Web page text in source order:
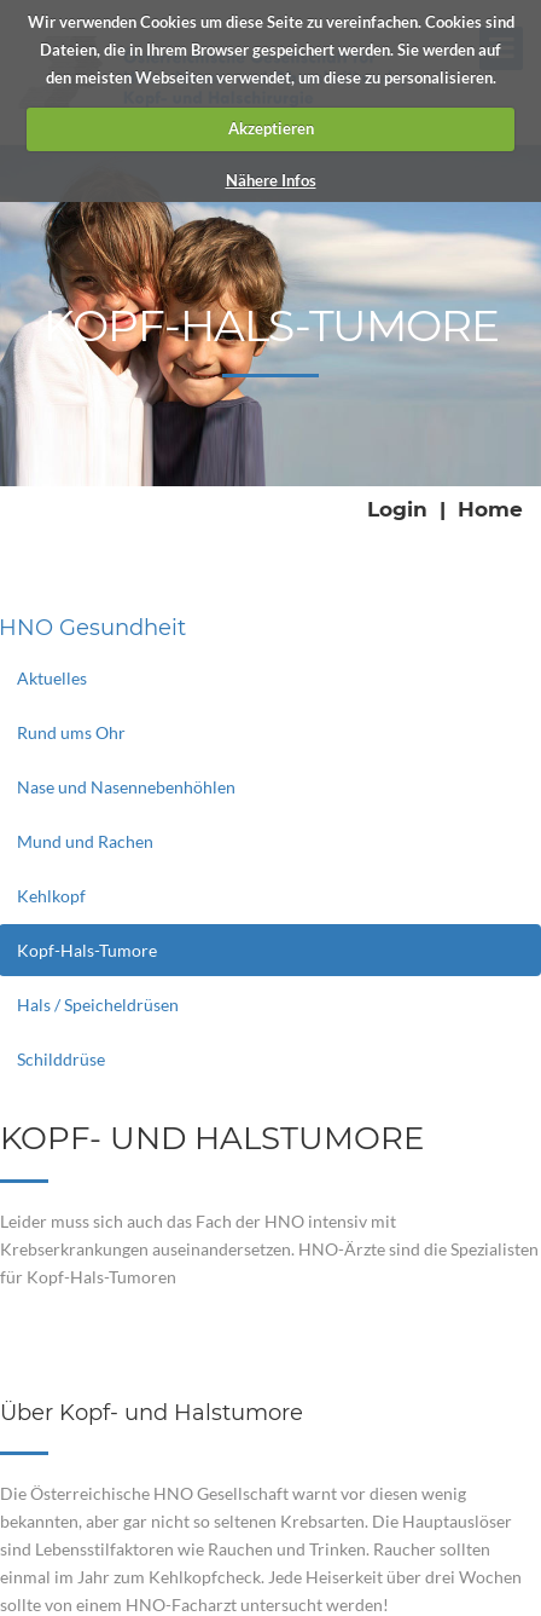
Wir verwenden Cookies um diese Seite zu vereinfachen. Cookies sind
Dateien, die in Ihrem Browser gespeichert werden. Sie werden auf
den meisten Webseiten verwendet, um diese zu personalisieren.
Akzeptieren
Nähere Infos
KOPF-HALS-TUMORE
Login | Home
HNO Gesundheit
Aktuelles
Rund ums Ohr
Nase und Nasennebenhöhlen
Mund und Rachen
Kehlkopf
Kopf-Hals-Tumore
Hals / Speicheldrüsen
Schilddrüse
KOPF- UND HALSTUMORE
Leider muss sich auch das Fach der HNO intensiv mit
Krebserkrankungen auseinandersetzen. HNO-Ärzte sind die Spezialisten
für Kopf-Hals-Tumoren
Über Kopf- und Halstumore
Die Österreichische HNO Gesellschaft warnt vor diesen wenig
bekannten, aber gar nicht so seltenen Krebsarten. Die Hauptauslöser
sind Lebensstilfaktoren wie Rauchen und Trinken. Raucher sollten
einmal im Jahr zum Kehlkopfcheck. Jede Heiserkeit über drei Wochen
sollte von einem HNO-Facharzt untersucht werden!